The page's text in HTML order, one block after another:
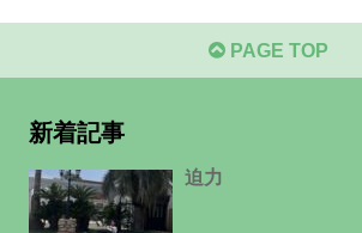
PAGE TOP
新着記事
迫力